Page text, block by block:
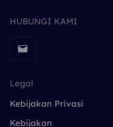
HUBUNGI KAMI
Legal
Kebijakan Privasi
Kebijakan